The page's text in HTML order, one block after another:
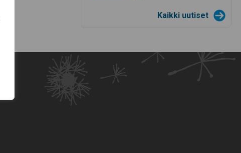
Kaikki uutiset